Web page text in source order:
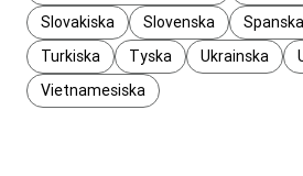
Slovakiska
Slovenska Spanska
Turkiska
Tyska Ukrainska
Vietnamesiska